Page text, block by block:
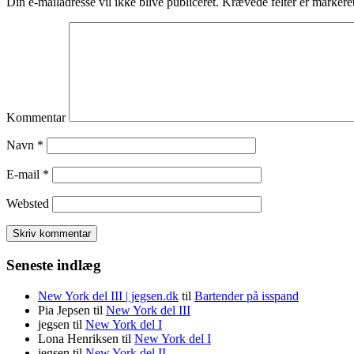
Kommentar
Navn *
E-mail *
Websted
Seneste indlæg
New York del III | jegsen.dk til Bartender på isspand
Pia Jepsen til New York del III
jegsen til New York del I
Lona Henriksen til New York del I